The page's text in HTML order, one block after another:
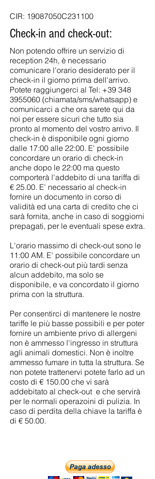
CIR: 19087050C231100
Check-in and check-out:
Non potendo offrire un servizio di
reception 24h, è necessario
comunicare l'orario desiderato per il
check-in il giorno prima dell'arrivo.
Potete raggiungerci al Tel: +39 348
3955060 (chiamata/sms/whatsapp) e
comunicarci a che ora sarete qui da
noi per essere sicuri che tutto sia
pronto al momento del vostro arrivo. Il
check-in è disponibile ogni giorno
dalle 17:00 alle 22:00. E' possibile
concordare un orario di check-in
anche dopo le 22:00 ma questo
comporterà l'addebito di una tariffa di
€ 25.00. E' necessario al check-in
fornire un documento in corso di
validità ed una carta di credito che ci
sarà fornita, anche in caso di soggiorni
prepagati, per le eventuali spese extra.
L'orario massimo di check-out sono le
11:00 AM. E' possibile concordare un
orario di check-out più tardi senza
alcun addebito, ma solo se
disponibile, e va concordato il giorno
prima con la struttura.
Per consentirci di mantenere le nostre
tariffe le più basse possibili e per poter
fornire un ambiente privo di allergeni
non è ammesso l'ingresso in struttura
agli animali domestici. Non è inoltre
ammesso fumare in tutta la struttura. Se
non potete trattenervi potete farlo ad un
costo di € 150.00 che vi sarà
addebitato al check-out e che servirà
per le normali operazoini di pulizia. In
caso di perdita della chiave la tariffa è
di € 50.00.